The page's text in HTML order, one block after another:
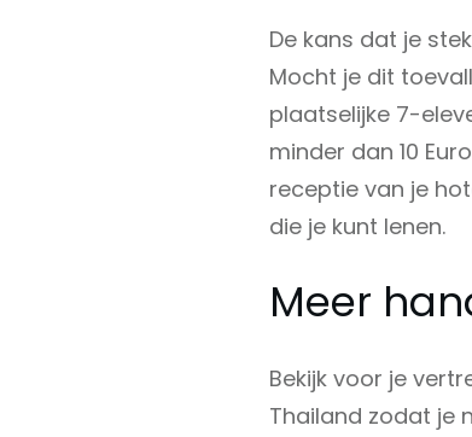
De kans dat je
Mocht je dit
plaatselijke 7-
minder dan 10
receptie van je
die je kunt lenen.
Meer
Bekijk voor je
Thailand zodat je